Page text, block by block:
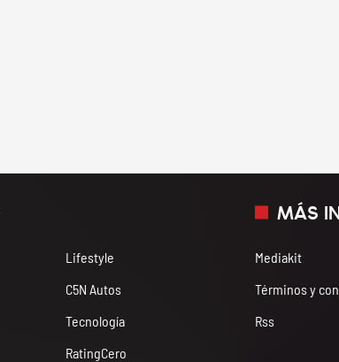
Lifestyle
C5N Autos
Tecnología
RatingCero
MÁS
Mediakit
Términos y
Rss